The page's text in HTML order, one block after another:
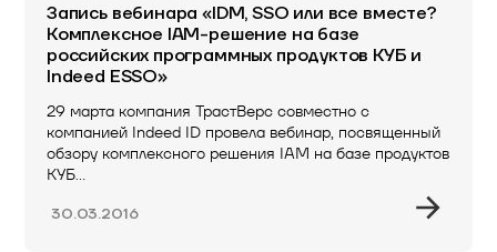
Запись вебинара «IDM, SSO или все вместе?
Комплексное IAM-решение на базе
российских программных продуктов КУБ и
Indeed ESSO»
29 марта компания ТрастВерс совместно с
компанией Indeed ID провела вебинар, посвященный
обзору комплексного решения IAM на базе продуктов
КУБ…
30.03.2016